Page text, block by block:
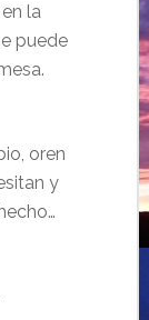
la
puede
oren
y